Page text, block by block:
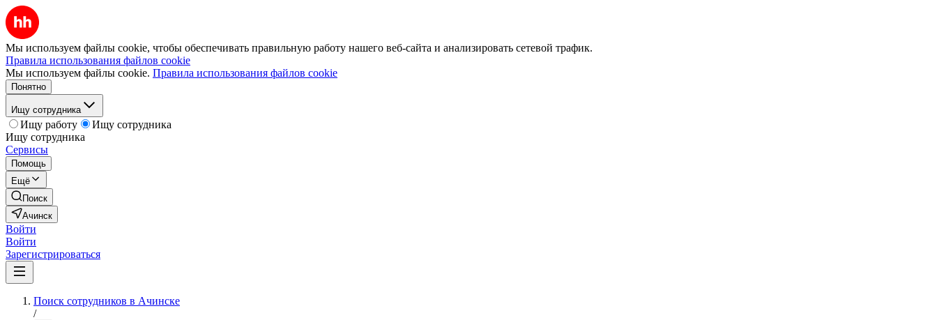
Мы используем файлы cookie, чтобы обеспечивать правильную работу нашего веб-сайта и анализировать сетевой трафик.
Правила использования файлов cookie
Мы используем файлы cookie. Правила использования файлов cookie
Понятно
Ищу сотрудника
Ищу работу
Ищу сотрудника
Ищу сотрудника
Сервисы
Помощь
Ещё
Поиск
Ачинск
Войти
Войти
Зарегистрироваться
Поиск сотрудников в Ачинске
/